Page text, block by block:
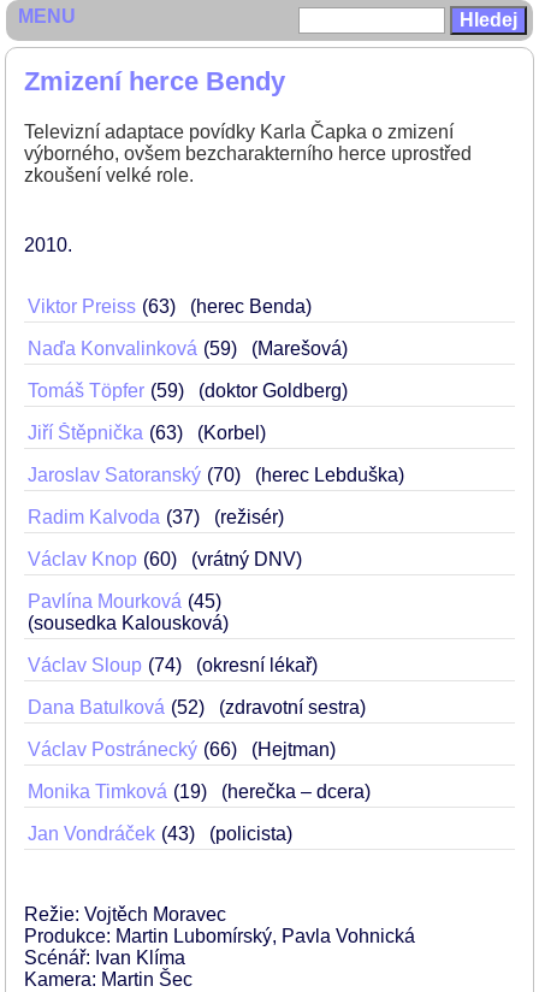
Zmizení herce Bendy
Televizní adaptace povídky Karla Čapka o zmizení
výborného, ovšem bezcharakterního herce uprostřed
zkoušení velké role.
2010
Viktor Preiss 63 (herec Benda)
Naďa Konvalinková 59 (Marešová)
Tomáš Töpfer 59 (doktor Goldberg)
Jiří Štěpnička 63 (Korbel)
Jaroslav Satoranský 70 (herec Lebduška)
Radim Kalvoda 37 (režisér)
Václav Knop 60 (vrátný DNV)
Pavlína Mourková
45
(sousedka Kalousková)
Václav Sloup 74 (okresní lékař)
Dana Batulková 52 (zdravotní sestra)
Václav Postránecký 66 (Hejtman)
Monika Timková 19 (herečka – dcera)
Jan Vondráček 43 (policista)
Režie: Vojtěch Moravec
Produkce: Martin Lubomírský, Pavla Vohnická
Scénář: Ivan Klíma
Kamera: Martin Šec
MENU